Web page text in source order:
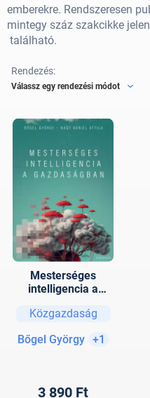
emberekre. Rendszeresen
mintegy száz szakcikke
található.
Rendezés:
Válassz egy rendezési módot
Mesterséges
intelligencia a
Közgazdaság
Bőgel György
+1
3 890 Ft